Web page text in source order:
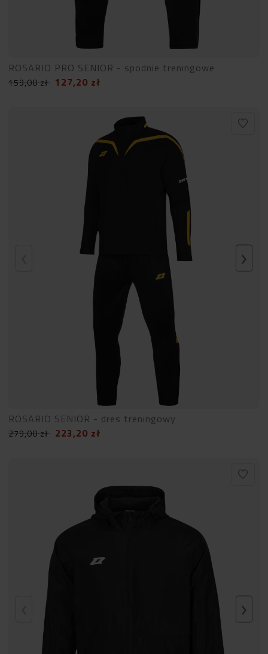
ROSARIO PRO SENIOR - spodnie treningowe
159,00zł 127,20 zł
ROSARIO SENIOR - dres treningowy
279,00zł 223,20 zł